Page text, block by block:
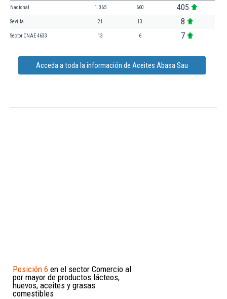
Nacional 1.065 660 405
Sevilla 21 13 8
Sector CNAE 4633 13 6 7
Acceda a toda la información de Aceites Abasa Sau
Posición 6 en el sector Comercio al
por mayor de productos lácteos,
huevos, aceites y grasas
comestibles